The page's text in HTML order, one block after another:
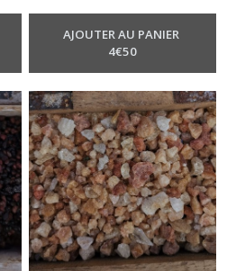
AJOUTER AU PANIER
4€50